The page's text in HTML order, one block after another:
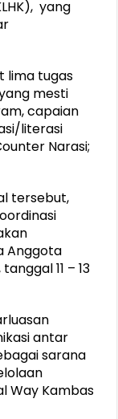
yang
lima tugas
mesti
capaian
literasi
Narasi;
tersebut,
Anggota
11 – 13
antar
sarana
Way Kambas